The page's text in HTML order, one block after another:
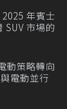
年賓士
SUV 市場的
動策略轉向
電動並行